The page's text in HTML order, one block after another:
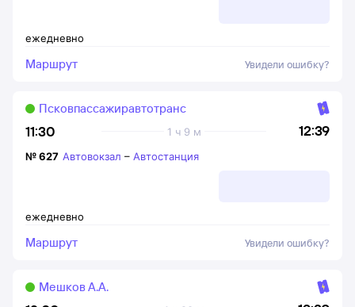
ежедневно
Маршрут Увидели ошибку?
11:30 12:39
1 ч 9 м
Псковпассажиравтотранс
ежедневно
№627 Автовокзал – Автостанция
Маршрут Увидели ошибку?
Мешков А.А.